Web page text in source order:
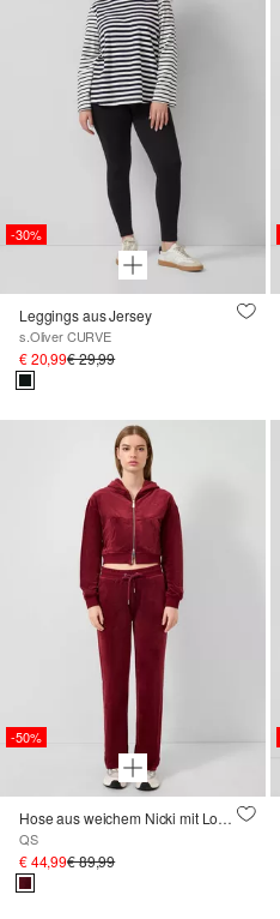
-30%
Leggings aus Jersey
s.Oliver CURVE
€ 20,99€ 29,99
-50%
Hose aus weichem Nicki mit Logo-Stickerei ; QS x Von Dutch
QS
€ 44,99€ 89,99